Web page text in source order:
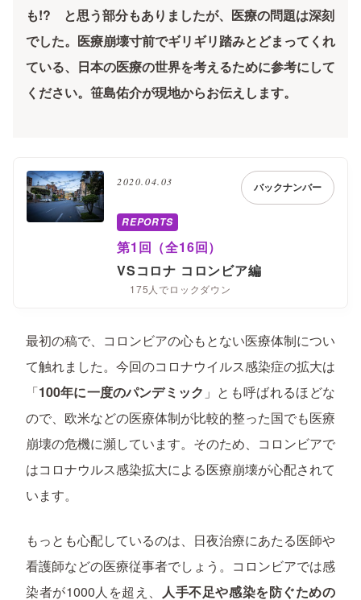
も!? と思う部分もありましたが、医療の問題は深刻
でした。医療崩壊寸前でギリギリ踏みとどまってくれ
ている、日本の医療の世界を考えるために参考にして
ください。笹島佑介が現地からお伝えします。
2020.04.03 バックナンバー
REPORTS
第1回（全16回）
VSコロナ コロンビア編
175人でロックダウン
最初の稿で、コロンビアの心もとない医療体制につい
て触れました。今回のコロナウイルス感染症の拡大は
「100年に一度のパンデミック 」とも呼ばれるほどな
ので、欧米などの医療体制が比較的整った国でも医療
崩壊の危機に瀕しています。そのため、コロンビアで
はコロナウルス感染拡大による医療崩壊が心配されて
います。
もっとも心配しているのは、日夜治療にあたる医師や
看護師などの医療従事者でしょう。コロンビアでは感
染者が1000人を超え、 人手不足や感染を防ぐための